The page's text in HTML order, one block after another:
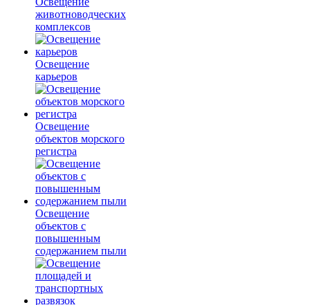
животноводческих
комплексов
Освещение
карьеров
Освещение
объектов морского
регистра
Освещение
объектов с
повышенным
содержанием пыли